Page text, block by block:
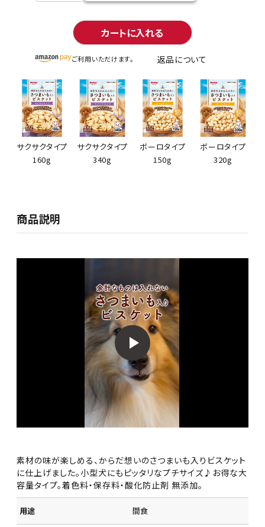
カートに入れる
ご利用いただけます。 返品について
サクサクタイプ
160g
サクサクタイプ
340g
ボーロタイプ
150g
ボーロタイプ
320g
商品説明
素材の味が楽しめる、からだ想いのさつまいも入りビスケット
に仕上げました。小型犬にもピッタリなプチサイズ♪お得な大
容量タイプ。着色料・保存料・酸化防止剤 無添加。
用途 間食